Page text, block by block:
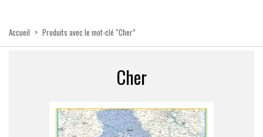
Accueil > Produits avec le mot-clé “Cher”
Cher